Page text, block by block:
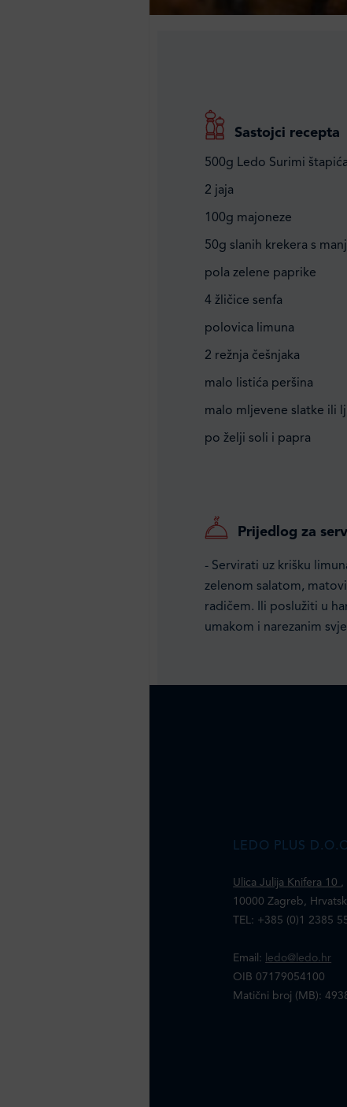
Sastojci recepta
500g Ledo Surimi štapića
2 jaja
100g majoneze
50g slanih krekera s
pola zelene paprike
4 žličice senfa
polovica limuna
2 režnja češnjaka
malo listića peršina
malo mljevene slatke ili
po želji soli i papra
Prijedlog za
- Servirati uz krišku
zelenom salatom,
radičem. Ili poslužiti u
umakom i narezanim
LEDO PLUS
Ulica Julija Knifera 10 ,
10000 Zagreb,
TEL: +385 (0)1 2385
Email:
ledo@ledo.hr
OIB 07179054100
Matični broj (MB):